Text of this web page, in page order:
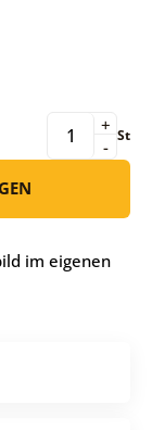
-
+ St
im eigenen